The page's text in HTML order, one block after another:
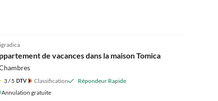
de vacances dans la maison Tomica
3/ 5 Classification
Répondeur Rapide
Annulation gratuite